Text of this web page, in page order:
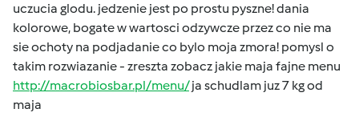
uczucia glodu. jedzenie jest po prostu pyszne! dania
kolorowe, bogate w wartosci odzywcze przez co nie ma
sie ochoty na podjadanie co bylo moja zmora! pomysl o
takim rozwiazanie - zreszta zobacz jakie maja fajne menu
http://macrobiosbar.pl/menu/ja schudlam juz 7 kg od
maja